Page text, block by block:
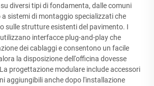
diversi tipi di fondamenta, dalle comuni
a sistemi di montaggio specializzati che
sulle strutture esistenti del pavimento. I
interfacce plug-and-play che
dei cablaggi e consentono un facile
la disposizione dell'officina dovesse
progettazione modulare include accessori
aggiungibili anche dopo l'installazione